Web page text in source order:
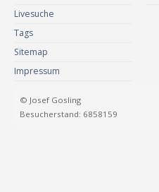
Livesuche
Tags
Sitemap
Impressum
© Josef Gosling
Besucherstand: 6858159